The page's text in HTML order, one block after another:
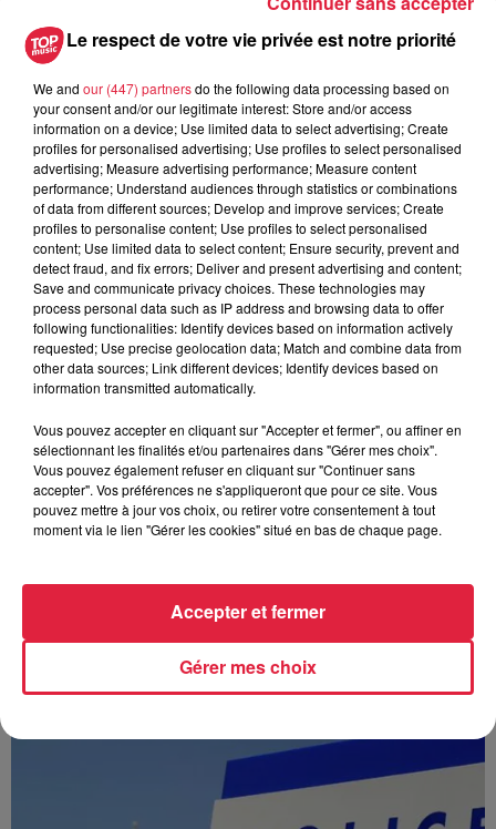
Au zoo de Mulhouse : rencontre
avec les flamants rouges
À découvrir également
À Hoerdt, de l’eau brune sort des robinets
l’eau brune s’écouler de leurs robinets. Face aux
Le respect de votre vie privée est notre priorité
We and our (447) partnersdo the following data processing based on
your consent and/or our legitimate interest: Store and/or access
information on a device; Use limited data to select advertising; Create
profiles for personalised advertising; Use profiles to select personalised
advertising; Measure advertising performance; Measure content
performance; Understand audiences through statistics or combinations
of data from different sources; Develop and improve services; Create
profiles to personalise content; Use profiles to select personalised
content; Use limited data to select content; Ensure security, prevent and
detect fraud, and fix errors; Deliver and present advertising and content;
Save and communicate privacy choices. These technologies may
process personal data such as IP address and browsing data to offer
following functionalities: Identify devices based on information actively
requested; Use precise geolocation data; Match and combine data from
other data sources; Link different devices; Identify devices based on
information transmitted automatically.
Vous pouvez accepter en cliquant sur "Accepter et fermer", ou affiner en
sélectionnant les finalités et/ou partenaires dans "Gérer mes choix".
Vous pouvez également refuser en cliquant sur "Continuer sans
accepter". Vos préférences ne s'appliqueront que pour ce site. Vous
pouvez mettre à jour vos choix, ou retirer votre consentement à tout
moment via le lien "Gérer les cookies" situé en bas de chaque page.
Gérer mes choix
Accepter et fermer